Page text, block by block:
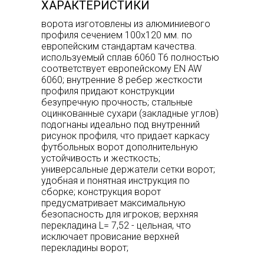
ХАРАКТЕРИСТИКИ
ворота изготовлены из алюминиевого
профиля сечением 100х120 мм. по
европейским стандартам качества.
используемый сплав 6060 Т6 полностью
соответствует европейскому EN AW
6060; внутренние 8 ребер жесткости
профиля придают конструкции
безупречную прочность; стальные
оцинкованные сухари (закладные углов)
подогнаны идеально под внутренний
рисунок профиля, что придает каркасу
футбольных ворот дополнительную
устойчивость и жесткость;
универсальные держатели сетки ворот;
удобная и понятная инструкция по
сборке; конструкция ворот
предусматривает максимальную
безопасность для игроков; верхняя
перекладина L= 7,52 - цельная, что
исключает провисание верхней
перекладины ворот;